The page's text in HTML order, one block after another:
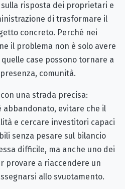
sulla risposta dei proprietari e
di trasformare il
concreto. Perché nei
il problema non è solo avere
case possono tornare a
comunità.
una strada precisa:
abbandonato, evitare che il
e cercare investitori capaci
senza pesare sul bilancio
difficile, ma anche uno dei
provare a riaccendere un
allo svuotamento.